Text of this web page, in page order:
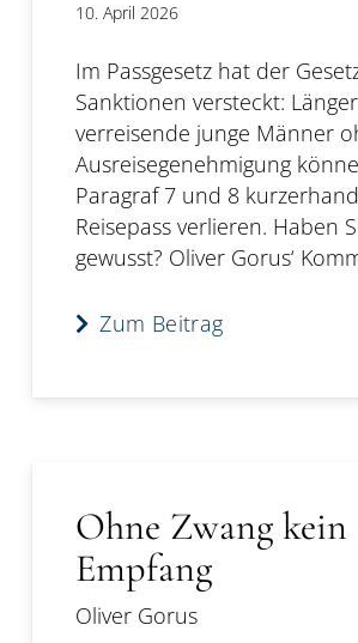
10. April 2026
Im Passgesetz hat der
Sanktionen versteckt: Länger
verreisende junge Männer
Ausreisegenehmigung
Paragraf 7 und 8
Reisepass verlieren. Haben
gewusst? Oliver Gorus‘
Zum Beitrag
Ohne Zwang kein
Empfang
Oliver Gorus